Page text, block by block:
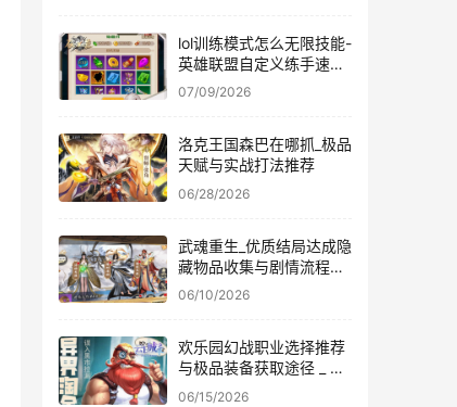
lol训练模式怎么无限技能-
英雄联盟自定义练手速指
令大全
07/09/2026
洛克王国森巴在哪抓_极品
天赋与实战打法推荐
06/28/2026
武魂重生_优质结局达成隐
藏物品收集与剧情流程通
关秘籍
06/10/2026
欢乐园幻战职业选择推荐
与极品装备获取途径 _ 魔
幻网游
06/15/2026